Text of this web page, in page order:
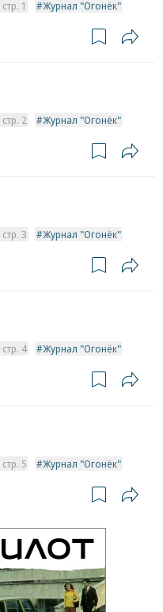
1 Журнал "Огонёк"
2 Журнал "Огонёк"
3 Журнал "Огонёк"
4 Журнал "Огонёк"
5 Журнал "Огонёк"